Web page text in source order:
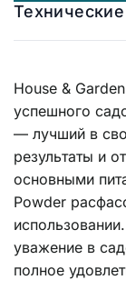
House &
успешного
— лучший в
результаты и
основными
Powder
уважение в
полное